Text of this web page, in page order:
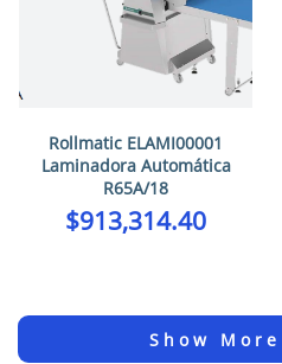
Rollmatic ELAMI00001
Laminadora Automática
R65A/18
$913,314.40